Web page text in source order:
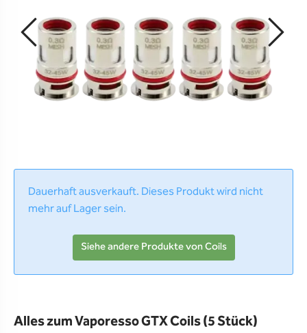
Dauerhaft ausverkauft. Dieses Produkt wird nicht
mehr auf Lager sein.
Siehe andere Produkte von Coils
Alles zum Vaporesso GTX Coils (5 Stück)